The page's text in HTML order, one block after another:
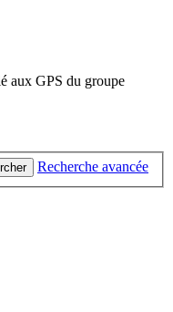
aux GPS du groupe
Recherche avancée